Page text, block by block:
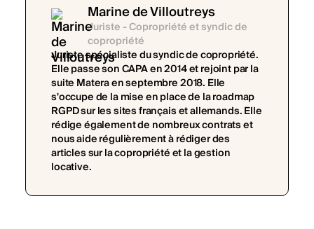
Marine de Villoutreys
Juriste - Copropriété et syndic de
copropriété
Juriste spécialiste du syndic de copropriété.
Elle passe son CAPA en 2014 et rejoint par la
suite Matera en septembre 2018. Elle
s'occupe de la mise en place de la roadmap
RGPD sur les sites français et allemands. Elle
rédige également de nombreux contrats et
nous aide régulièrement à rédiger des
articles sur la copropriété et la gestion
locative.